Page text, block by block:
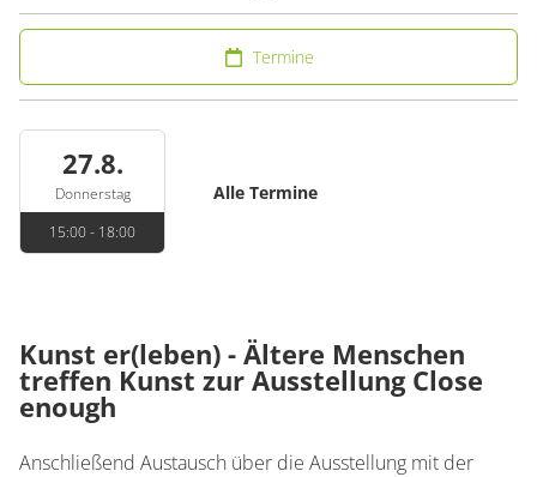
Termine
27.8.
Donnerstag
15:00 - 18:00
Alle Termine
Kunst er(leben) - Ältere Menschen
treffen Kunst zur Ausstellung Close
enough
Anschließend Austausch über die Ausstellung mit der